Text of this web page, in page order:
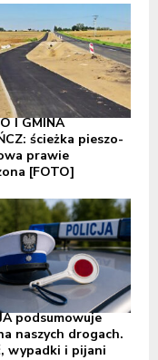
I GMINA
ścieżka pieszo-
prawie
[FOTO]
podsumowuje
naszych drogach.
wypadki i pijani